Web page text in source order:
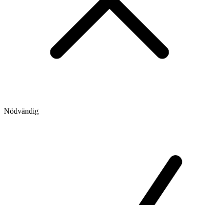
Nödvändig